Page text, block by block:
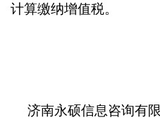
计算缴纳增值税。
济南永硕信息咨询有